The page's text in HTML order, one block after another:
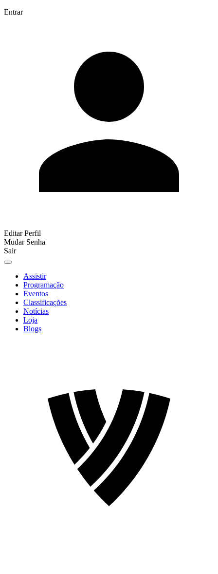
Entrar
Editar Perfil
Mudar Senha
Sair
Assistir
Programação
Eventos
Classificações
Notícias
Loja
Blogs